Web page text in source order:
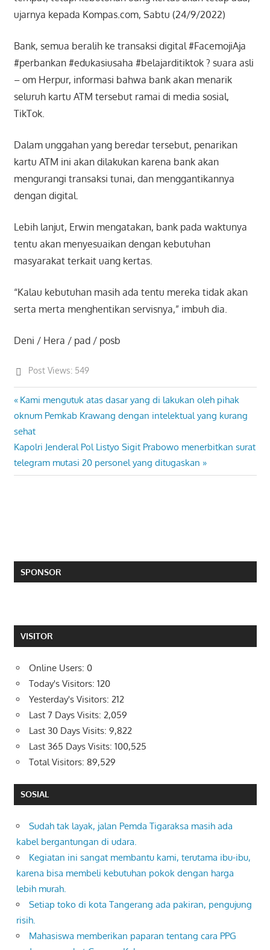
ujarnya kepada Kompas.com, Sabtu (24/9/2022)
Bank, semua beralih ke transaksi digital #FacemojiAja
#perbankan #edukasiusaha #belajarditiktok ? suara asli
– om Herpur, informasi bahwa bank akan menarik
seluruh kartu ATM tersebut ramai di media sosial,
TikTok.
Dalam unggahan yang beredar tersebut, penarikan
kartu ATM ini akan dilakukan karena bank akan
mengurangi transaksi tunai, dan menggantikannya
dengan digital.
Lebih lanjut, Erwin mengatakan, bank pada waktunya
tentu akan menyesuaikan dengan kebutuhan
masyarakat terkait uang kertas.
“Kalau kebutuhan masih ada tentu mereka tidak akan
serta merta menghentikan servisnya,” imbuh dia.
Deni / Hera / pad / posb
Post Views: 549
Post
navigation
Previous
Post:
Kami mengutuk atas dasar yang di lakukan oleh pihak
oknum Pemkab Krawang dengan intelektual yang kurang
sehat
Next
Post:
Kapolri Jenderal Pol Listyo Sigit Prabowo menerbitkan surat
telegram mutasi 20 personel yang ditugaskan
SPONSOR
VISITOR
Online Users: 0
Today's Visitors: 120
Yesterday's Visitors: 212
Last 7 Days Visits: 2,059
Last 30 Days Visits: 9,822
Last 365 Days Visits: 100,525
Total Visitors: 89,529
SOSIAL
Sudah tak layak, jalan Pemda Tigaraksa masih ada
kabel bergantungan di udara.
Kegiatan ini sangat membantu kami, terutama ibu-ibu,
karena bisa membeli kebutuhan pokok dengan harga
lebih murah.
Setiap toko di kota Tangerang ada pakiran, pengujung
risih.
Mahasiswa memberikan paparan tentang cara PPG